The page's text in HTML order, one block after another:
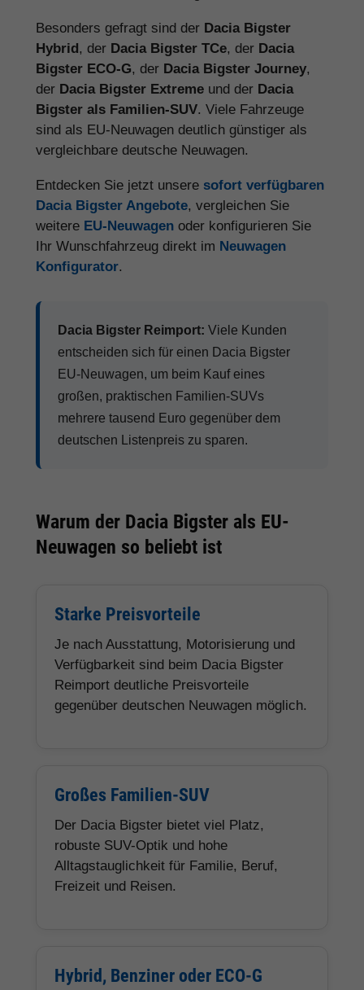
Besonders gefragt sind der Dacia Bigster
Hybrid, der Dacia Bigster TCe, der Dacia
Bigster ECO-G, der Dacia Bigster Journey,
der Dacia Bigster Extreme und der Dacia
Bigster als Familien-SUV. Viele Fahrzeuge
sind als EU-Neuwagen deutlich günstiger als
vergleichbare deutsche Neuwagen.
Entdecken Sie jetzt unsere sofort verfügbaren
Dacia Bigster Angebote, vergleichen Sie
weitere EU-Neuwagen oder konfigurieren Sie
Ihr Wunschfahrzeug direkt im Neuwagen
Konfigurator.
Dacia Bigster Reimport: Viele Kunden
entscheiden sich für einen Dacia Bigster
EU-Neuwagen, um beim Kauf eines
großen, praktischen Familien-SUVs
mehrere tausend Euro gegenüber dem
deutschen Listenpreis zu sparen.
Warum der Dacia Bigster als EU-
Neuwagen so beliebt ist
Starke Preisvorteile
Je nach Ausstattung, Motorisierung und
Verfügbarkeit sind beim Dacia Bigster
Reimport deutliche Preisvorteile
gegenüber deutschen Neuwagen möglich.
Großes Familien-SUV
Der Dacia Bigster bietet viel Platz,
robuste SUV-Optik und hohe
Alltagstauglichkeit für Familie, Beruf,
Freizeit und Reisen.
Hybrid, Benziner oder ECO-G